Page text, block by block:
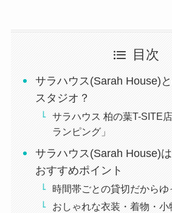
目次
サラハウス(Sarah House)
スタジオ？
サラハウス 柏の葉T-SITE
ランピング」
サラハウス(Sarah House)
おすすめポイント
時間帯ごとの貸切だからゆ
おしゃれな衣装・着物・